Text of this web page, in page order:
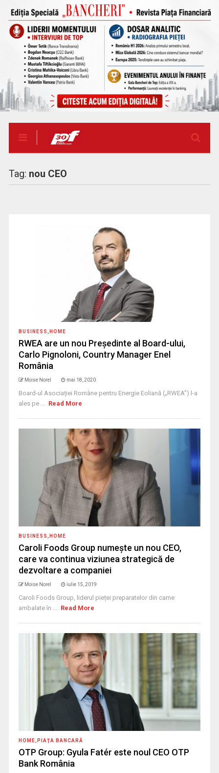
Tag: nou CEO
BUSINESS HOME
RWEA are un nou Președinte al Board-ului,
Carlo Pignoloni, Country Manager Enel
România
Moise Norel mai 18, 2020
Board-ul Asociației Române pentru Energie Eoliană („RWEA”) l-a
ales pe ... Read More
BUSINESS HOME
Caroli Foods Group numește un nou CEO,
care va continua viziunea strategică de
dezvoltare a companiei
Moise Norel iulie 15, 2019
Caroli Foods Group, liderul pieței preparatelor din carne
ambalate în ... Read More
HOME PIAŢA BANCARĂ
OTP Group: Gyula Fatér este noul CEO OTP
Bank România